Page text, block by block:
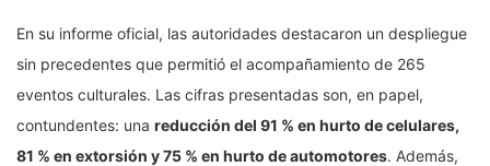
En su informe oficial, las autoridades destacaron un despliegue
sin precedentes que permitió el acompañamiento de 265
eventos culturales. Las cifras presentadas son, en papel,
contundentes: una reducción del 91 % en hurto de celulares,
81 % en extorsión y 75 % en hurto de automotores. Además,